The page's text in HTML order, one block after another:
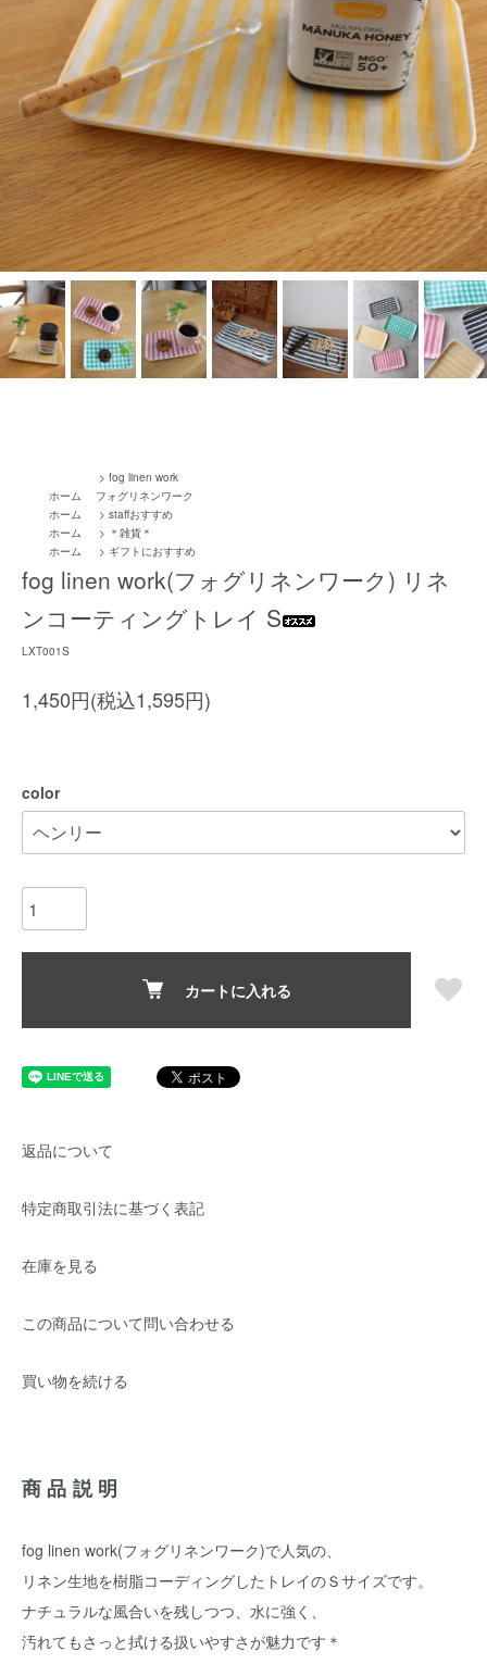
ホーム
> fog linen work
フォグリネンワーク
ホーム
> staffおすすめ
ホーム
> ＊雑貨＊
ホーム
> ギフトにおすすめ
fog linen work(フォグリネンワーク) リネ
ンコーティングトレイ S
LXT001S
1,450円(税込1,595円)
color
カートに入れる
返品について
特定商取引法に基づく表記
在庫を見る
この商品について問い合わせる
買い物を続ける
商品説明
fog linen work(フォグリネンワーク)で人気の、
リネン生地を樹脂コーディングしたトレイのＳサイズです。
ナチュラルな風合いを残しつつ、水に強く、
汚れてもさっと拭ける扱いやすさが魅力です＊